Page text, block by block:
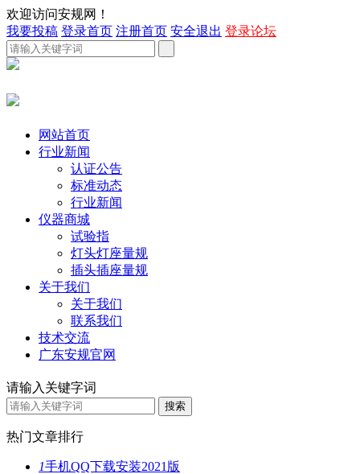
欢迎访问安规网！
我要投稿 登录首页 注册首页 安全退出 登录论坛
网站首页
行业新闻
认证公告
标准动态
行业新闻
仪器商城
试验指
灯头灯座量规
插头插座量规
关于我们
关于我们
联系我们
技术交流
广东安规官网
请输入关键字词
热门文章排行
1手机QQ下载安装2021版